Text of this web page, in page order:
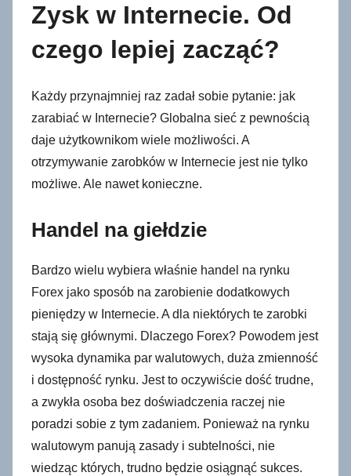
Zysk w Internecie. Od
czego lepiej zacząć?
Każdy przynajmniej raz zadał sobie pytanie: jak
zarabiać w Internecie? Globalna sieć z pewnością
daje użytkownikom wiele możliwości. A
otrzymywanie zarobków w Internecie jest nie tylko
możliwe. Ale nawet konieczne.
Handel na giełdzie
Bardzo wielu wybiera właśnie handel na rynku
Forex jako sposób na zarobienie dodatkowych
pieniędzy w Internecie. A dla niektórych te zarobki
stają się głównymi. Dlaczego Forex? Powodem jest
wysoka dynamika par walutowych, duża zmienność
i dostępność rynku. Jest to oczywiście dość trudne,
a zwykła osoba bez doświadczenia raczej nie
poradzi sobie z tym zadaniem. Ponieważ na rynku
walutowym panują zasady i subtelności, nie
wiedząc których, trudno będzie osiągnąć sukces.